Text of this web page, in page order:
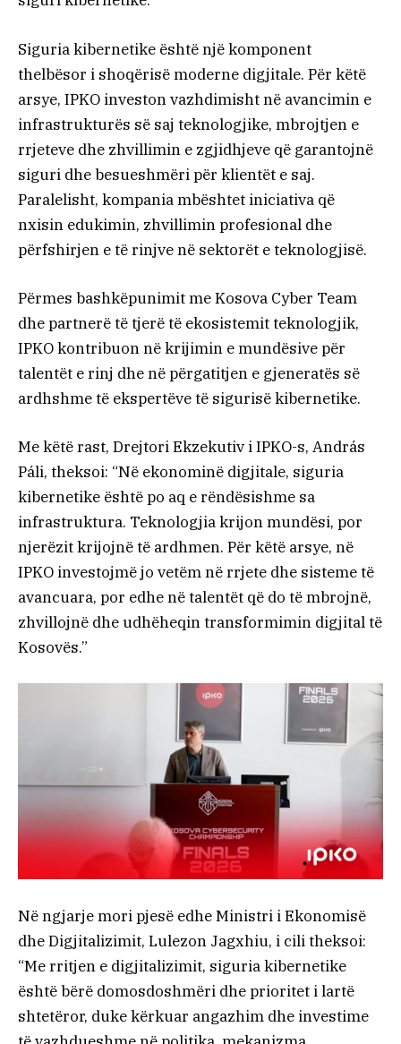
Siguria kibernetike është një komponent
thelbësor i shoqërisë moderne digjitale. Për këtë
arsye, IPKO investon vazhdimisht në avancimin e
infrastrukturës së saj teknologjike, mbrojtjen e
rrjeteve dhe zhvillimin e zgjidhjeve që garantojnë
siguri dhe besueshmëri për klientët e saj.
Paralelisht, kompania mbështet iniciativa që
nxisin edukimin, zhvillimin profesional dhe
përfshirjen e të rinjve në sektorët e teknologjisë.
Përmes bashkëpunimit me Kosova Cyber Team
dhe partnerë të tjerë të ekosistemit teknologjik,
IPKO kontribuon në krijimin e mundësive për
talentët e rinj dhe në përgatitjen e gjeneratës së
ardhshme të ekspertëve të sigurisë kibernetike.
Me këtë rast, Drejtori Ekzekutiv i IPKO-s, András
Páli, theksoi: “Në ekonominë digjitale, siguria
kibernetike është po aq e rëndësishme sa
infrastruktura. Teknologjia krijon mundësi, por
njerëzit krijojnë të ardhmen. Për këtë arsye, në
IPKO investojmë jo vetëm në rrjete dhe sisteme të
avancuara, por edhe në talentët që do të mbrojnë,
zhvillojnë dhe udhëheqin transformimin digjital të
Kosovës.”
Në ngjarje mori pjesë edhe Ministri i Ekonomisë
dhe Digjitalizimit, Lulezon Jagxhiu, i cili theksoi:
“Me rritjen e digjitalizimit, siguria kibernetike
është bërë domosdoshmëri dhe prioritet i lartë
shtetëror, duke kërkuar angazhim dhe investime